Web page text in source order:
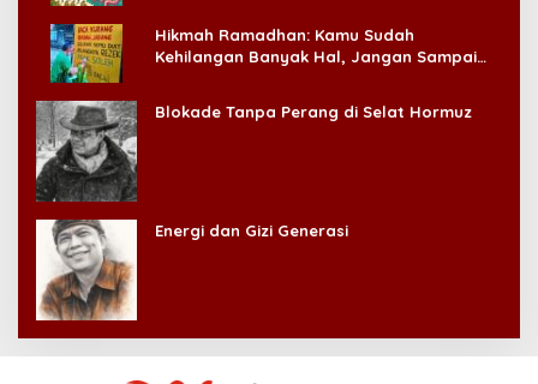
Hikmah Ramadhan: Kamu Sudah
Kehilangan Banyak Hal, Jangan Sampai
Blokade Tanpa Perang di Selat Hormuz
Energi dan Gizi Generasi